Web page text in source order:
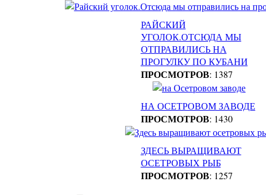
РАЙСКИЙ
УГОЛОК.ОТСЮДА МЫ
ОТПРАВИЛИСЬ НА
ПРОГУЛКУ ПО КУБАНИ
ПРОСМОТРОВ: 1387
НА ОСЕТРОВОМ ЗАВОДЕ
ПРОСМОТРОВ: 1430
ЗДЕСЬ ВЫРАЩИВАЮТ
ОСЕТРОВЫХ РЫБ
ПРОСМОТРОВ: 1257